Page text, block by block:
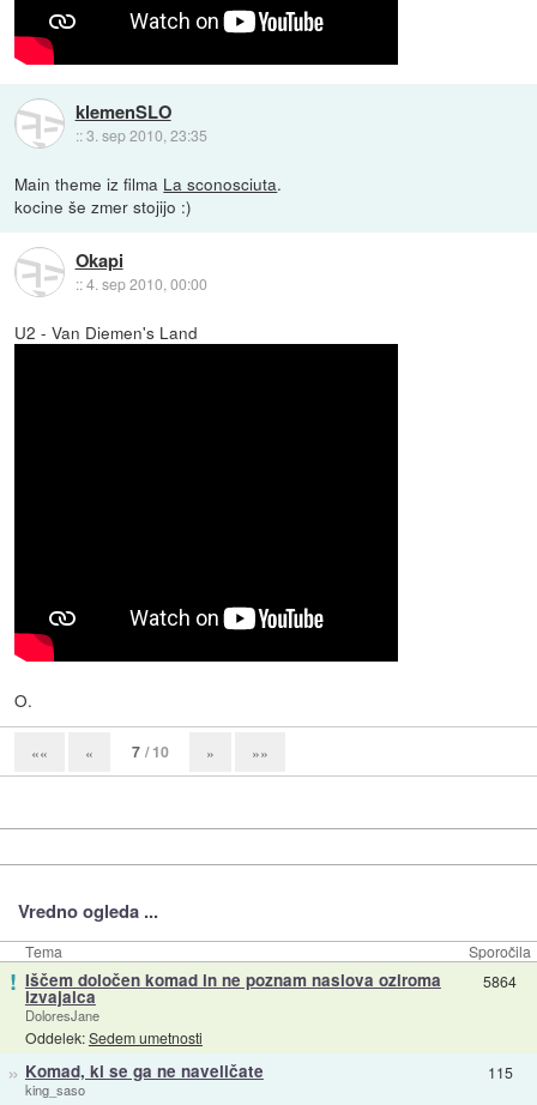
klemenSLO
::3. sep 2010, 23:35
Main theme iz filma La sconosciuta.
kocine še zmer stojijo :)
Okapi
::4. sep 2010, 00:00
U2 - Van Diemen's Land
O.
«« « 7 / 10 » »»
Vredno ogleda ...
Tema Sporočila
! Iščem določen komad in ne poznam naslova oziroma
izvajalca
DoloresJane
Oddelek:Sedem umetnosti
5864
» Komad, ki se ga ne naveličate
king_saso
115